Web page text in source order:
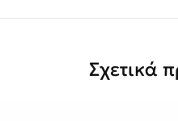
Σχετικά